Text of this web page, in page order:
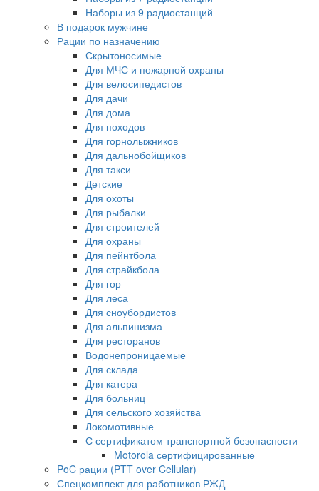
Наборы из 9 радиостанций
В подарок мужчине
Рации по назначению
Скрытоносимые
Для МЧС и пожарной охраны
Для велосипедистов
Для дачи
Для дома
Для походов
Для горнолыжников
Для дальнобойщиков
Для такси
Детские
Для охоты
Для рыбалки
Для строителей
Для охраны
Для пейнтбола
Для страйкбола
Для гор
Для леса
Для сноубордистов
Для альпинизма
Для ресторанов
Водонепроницаемые
Для склада
Для катера
Для больниц
Для сельского хозяйства
Локомотивные
С сертификатом транспортной безопасности
Motorola сертифицированные
PoC рации (PTT over Cellular)
Спецкомплект для работников РЖД